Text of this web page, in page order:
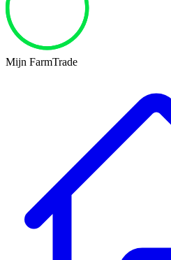
Mijn FarmTrade